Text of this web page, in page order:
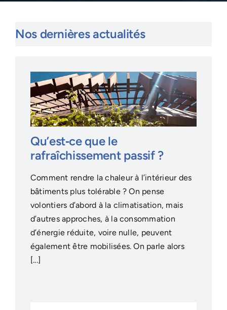
Nos dernières actualités
Qu’est‑ce que le
rafraîchissement passif ?
Comment rendre la chaleur à l’intérieur des
bâtiments plus tolérable ? On pense
volontiers d’abord à la climatisation, mais
d’autres approches, à la consommation
d’énergie réduite, voire nulle, peuvent
également être mobilisées. On parle alors
[...]